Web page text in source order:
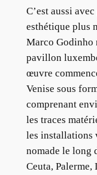
C’est aussi
esthétique plus
Marco Godinho
pavillon
œuvre
Venise sous
comprenant
les traces
les installations
nomade le long
Ceuta, Palerme,